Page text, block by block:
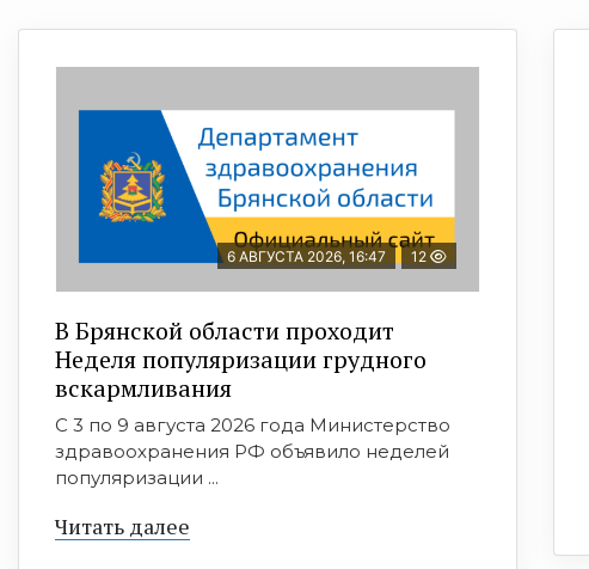
6 АВГУСТА 2026, 16:47 12
В Брянской области проходит
Неделя популяризации грудного
вскармливания
С 3 по 9 августа 2026 года Министерство
здравоохранения РФ объявило неделей
популяризации ...
Читать далее